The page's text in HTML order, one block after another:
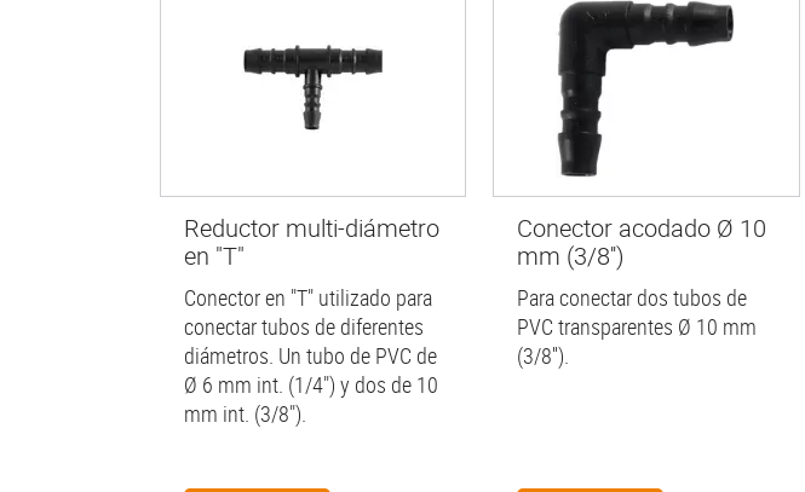
Reductor multi-diámetro
en "T"
Conector en "T" utilizado para
conectar tubos de diferentes
diámetros. Un tubo de PVC de
Ø 6 mm int. (1/4") y dos de 10
mm int. (3/8").
Conector acodado Ø 10
mm (3/8'')
Para conectar dos tubos de
PVC transparentes Ø 10 mm
(3/8'').